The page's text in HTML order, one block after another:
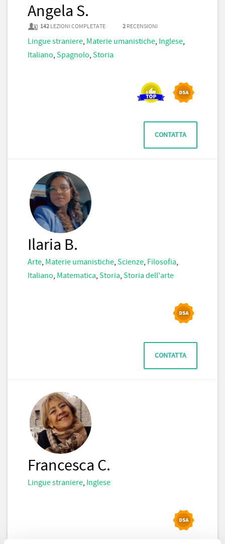
Angela S.
142 LEZIONI COMPLETATE 2 RECENSIONI
Lingue straniere, Materie umanistiche, Inglese,
Italiano, Spagnolo, Storia
CONTATTA
Ilaria B.
Arte, Materie umanistiche, Scienze, Filosofia,
Italiano, Matematica, Storia, Storia dell'arte
CONTATTA
Francesca C.
Lingue straniere, Inglese